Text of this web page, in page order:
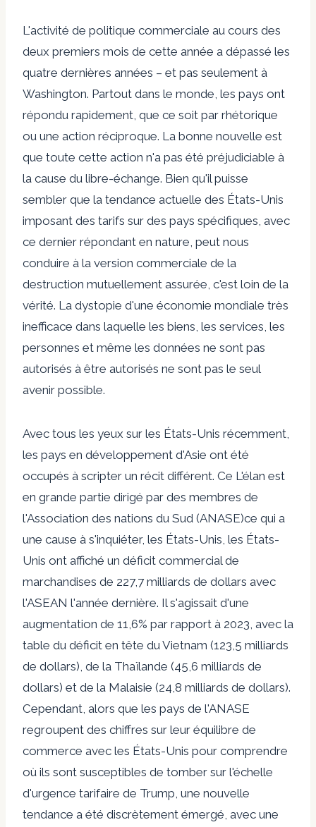
L'activité de politique commerciale au cours des
deux premiers mois de cette année a dépassé les
quatre dernières années – et pas seulement à
Washington. Partout dans le monde, les pays ont
répondu rapidement, que ce soit par rhétorique
ou une action réciproque. La bonne nouvelle est
que toute cette action n'a pas été préjudiciable à
la cause du libre-échange. Bien qu'il puisse
sembler que la tendance actuelle des États-Unis
imposant des tarifs sur des pays spécifiques, avec
ce dernier répondant en nature, peut nous
conduire à la version commerciale de la
destruction mutuellement assurée, c'est loin de la
vérité. La dystopie d'une économie mondiale très
inefficace dans laquelle les biens, les services, les
personnes et même les données ne sont pas
autorisés à être autorisés ne sont pas le seul
avenir possible.
Avec tous les yeux sur les États-Unis récemment,
les pays en développement d'Asie ont été
occupés à scripter un récit différent. Ce L'élan est
en grande partie dirigé par des membres de
l'Association des nations du Sud (ANASE)ce qui a
une cause à s'inquiéter, les États-Unis, les États-
Unis ont affiché un déficit commercial de
marchandises de 227,7 milliards de dollars avec
l'ASEAN l'année dernière. Il s'agissait d'une
augmentation de 11,6% par rapport à 2023, avec la
table du déficit en tête du Vietnam (123,5 milliards
de dollars), de la Thaïlande (45,6 milliards de
dollars) et de la Malaisie (24,8 milliards de dollars).
Cependant, alors que les pays de l'ANASE
regroupent des chiffres sur leur équilibre de
commerce avec les États-Unis pour comprendre
où ils sont susceptibles de tomber sur l'échelle
d'urgence tarifaire de Trump, une nouvelle
tendance a été discrètement émergé, avec une